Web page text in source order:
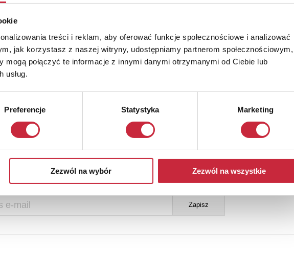
treści i reklam, aby oferować funkcje społecznościowe i analizować
jak korzystasz z naszej witryny, udostępniamy partnerom społecznościowym,
połączyć te informacje z innymi danymi otrzymanymi od Ciebie lub
usług.
Preferencje Statystyka Marketing
Zezwól na wybór Zezwól na wszystkie
Newsletter
informacje o nowych aukcjach, prosimy podać adres e-mail